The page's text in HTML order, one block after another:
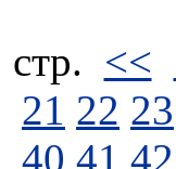
стp. <<
21 22 23
40 41 42